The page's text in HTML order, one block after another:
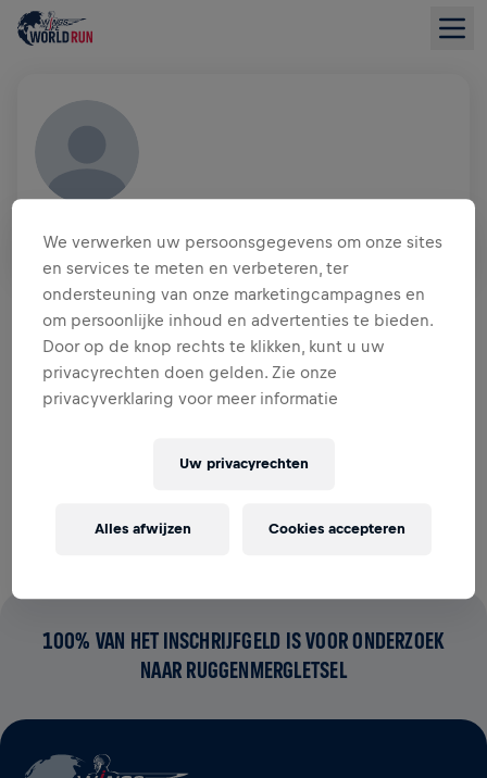
USA
INZAMELINGSOVERZICHT
US$ 0,00 INGEZAMELD VAN
DONATIES
donatie gaat naar onderzoek naar de genezing van
100% VAN HET INSCHRIJFGELD IS VOOR ONDERZOEK
NAAR RUGGENMERGLETSEL
We verwerken uw persoonsgegevens om onze sites
en services te meten en verbeteren, ter
ondersteuning van onze marketingcampagnes en
om persoonlijke inhoud en advertenties te bieden.
Door op de knop rechts te klikken, kunt u uw
privacyrechten doen gelden. Zie onze
privacyverklaring voor meer informatie
Uw privacyrechten
Alles afwijzen Cookies accepteren